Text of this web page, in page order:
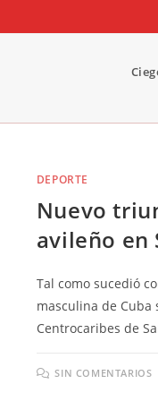
DEPORTE
Nuevo
avileño en
Tal como sucedió
masculina de Cuba
Centrocaribes de
SIN COMENTARIOS